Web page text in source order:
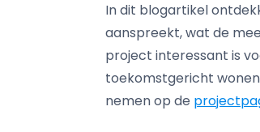
In dit blogartikel
aanspreekt, wat de
project interessant is
toekomstgericht
nemen op de